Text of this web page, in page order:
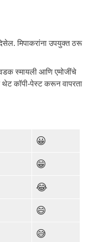
मिपाकरांना उपयुक्त ठरू
स्मायली आणि एमोजींचे
कॉपी-पेस्ट करून वापरता
😀
😁
😂
😄
😅